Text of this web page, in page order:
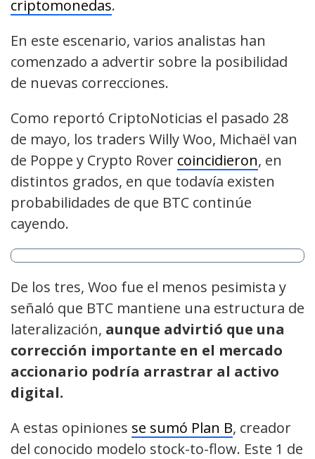
criptomonedas.
En este escenario, varios analistas han
comenzado a advertir sobre la posibilidad
de nuevas correcciones.
Como reportó CriptoNoticias el pasado 28
de mayo, los traders Willy Woo, Michaël van
de Poppe y Crypto Rover coincidieron, en
distintos grados, en que todavía existen
probabilidades de que BTC continúe
cayendo.
De los tres, Woo fue el menos pesimista y
señaló que BTC mantiene una estructura de
lateralización, aunque advirtió que una
corrección importante en el mercado
accionario podría arrastrar al activo
digital.
A estas opiniones se sumó Plan B, creador
del conocido modelo stock-to-flow. Este 1 de